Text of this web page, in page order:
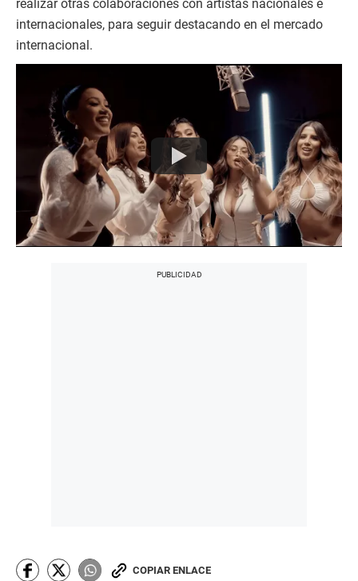
realizar otras colaboraciones con artistas nacionales e
internacionales, para seguir destacando en el mercado
internacional.
COPIAR ENLACE